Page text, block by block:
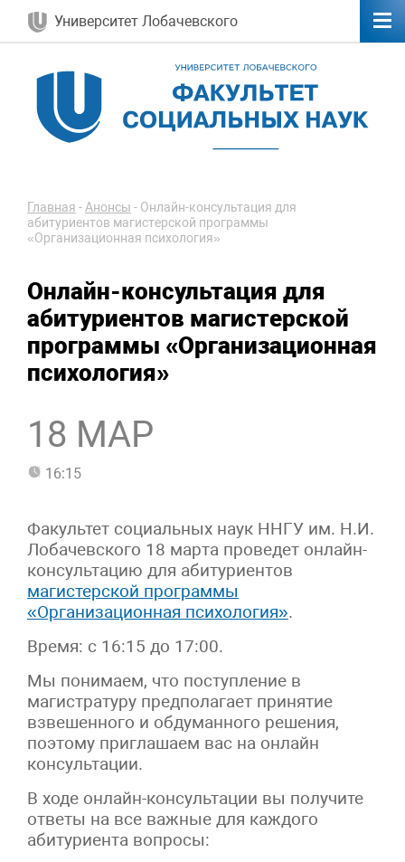
Университет Лобачевского
Главная -Анонсы - Онлайн-консультация для
абитуриентов магистерской программы
«Организационная психология»
Онлайн-консультация для
абитуриентов магистерской
программы «Организационная
психология»
18 МАР
16:15
Факультет социальных наук ННГУ им. Н.И.
Лобачевского 18 марта проведет онлайн-
консультацию для абитуриентов
магистерской программы
«Организационная психология».
Время: с 16:15 до 17:00.
Мы понимаем, что поступление в
магистратуру предполагает принятие
взвешенного и обдуманного решения,
поэтому приглашаем вас на онлайн
консультации.
В ходе онлайн-консультации вы получите
ответы на все важные для каждого
абитуриента вопросы: